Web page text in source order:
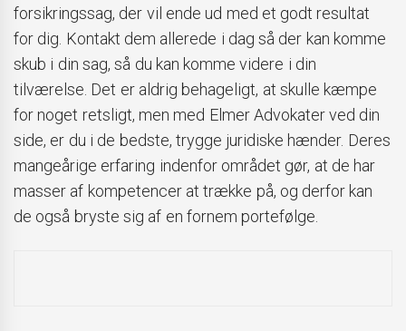
forsikringssag, der vil ende ud med et godt resultat
for dig. Kontakt dem allerede i dag så der kan komme
skub i din sag, så du kan komme videre i din
tilværelse. Det er aldrig behageligt, at skulle kæmpe
for noget retsligt, men med Elmer Advokater ved din
side, er du i de bedste, trygge juridiske hænder. Deres
mangeårige erfaring indenfor området gør, at de har
masser af kompetencer at trække på, og derfor kan
de også bryste sig af en fornem portefølge.